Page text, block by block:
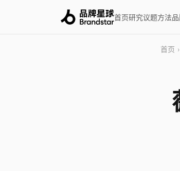
首页研究议题方法
首页 ›